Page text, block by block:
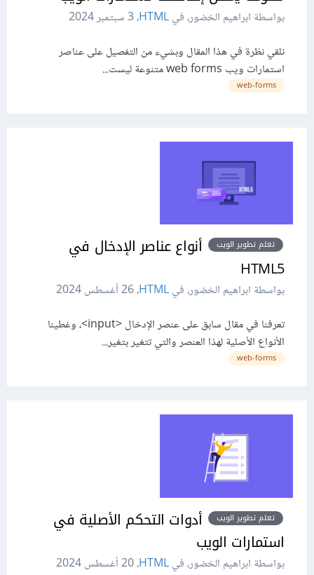
بواسطة ابراهيم الخضور، فيHTML،3 سبتمبر 2024
نلقي نظرة في هذا المقال وبشيء من التفصيل على عناصر
استمارات ويب web forms متنوعة ليست...
web-forms
تعلم تطوير الويب
أنواع عناصر اﻹدخال في
HTML5
بواسطة ابراهيم الخضور، فيHTML،26 أغسطس 2024
تعرفنا في مقال سابق على عنصر اﻹدخال <input>، وغطينا
الأنواع اﻷصلية لهذا العنصر والتي تتغير بتغير...
web-forms
تعلم تطوير الويب
أدوات التحكم اﻷصلية في
استمارات الويب
بواسطة ابراهيم الخضور، فيHTML،20 أغسطس 2024